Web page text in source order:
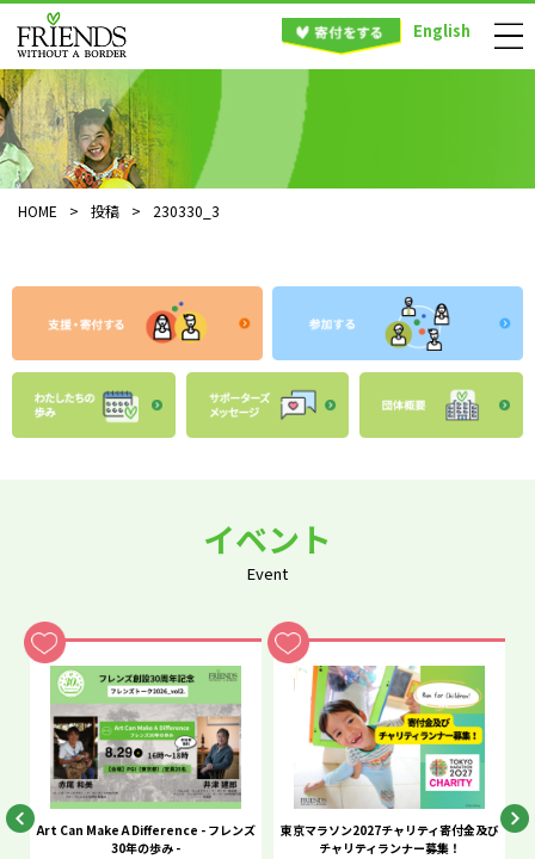
English
HOME > 投稿 > 230330_3
イベント
Event
Art Can Make A Difference - フレンズ
30年の歩み -
東京マラソン2027チャリティ寄付金及び
チャリティランナー募集！